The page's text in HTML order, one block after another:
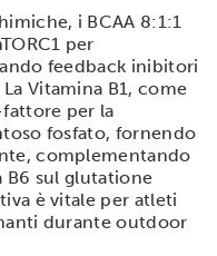
i BCAA 8:1:1
per
feedback inibitori
Vitamina B1, come
per la
fosfato, fornendo
complementando
B6 sul glutatione
è vitale per atleti
durante outdoor